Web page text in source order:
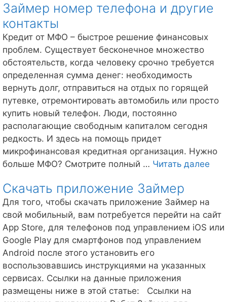
получения
Займер номер телефона и другие
контакты
Кредит от МФО – быстрое решение финансовых
проблем. Существует бесконечное множество
обстоятельств, когда человеку срочно требуется
определенная сумма денег: необходимость
вернуть долг, отправиться на отдых по горящей
путевке, отремонтировать автомобиль или просто
купить новый телефон. Люди, постоянно
располагающие свободным капиталом сегодня
редкость. И здесь на помощь придет
микрофинансовая кредитная организация. Нужно
больше МФО? Смотрите полный … Читать далее
Скачать приложение Займер
Для того, чтобы скачать приложение Займер на
свой мобильный, вам потребуется перейти на сайт
App Store, для телефонов под управлением iOS или
Google Play для смартфонов под управлением
Android после этого установить его
воспользовавшись инструкциями на указанных
сервисах. Ссылки на данные приложения
размещены ниже в этой статье: Ссылки на